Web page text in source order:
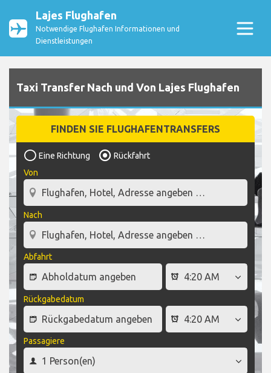
Lajes Flughafen
Notwendige Flughafen Informationen und
Dienstleistungen
Taxi Transfer Nach und Von Lajes Flughafen
FINDEN SIE FLUGHAFENTRANSFERS
Eine Richtung
Rückfahrt
Von
Nach
Abfahrt
Rückgabedatum
Passagiere